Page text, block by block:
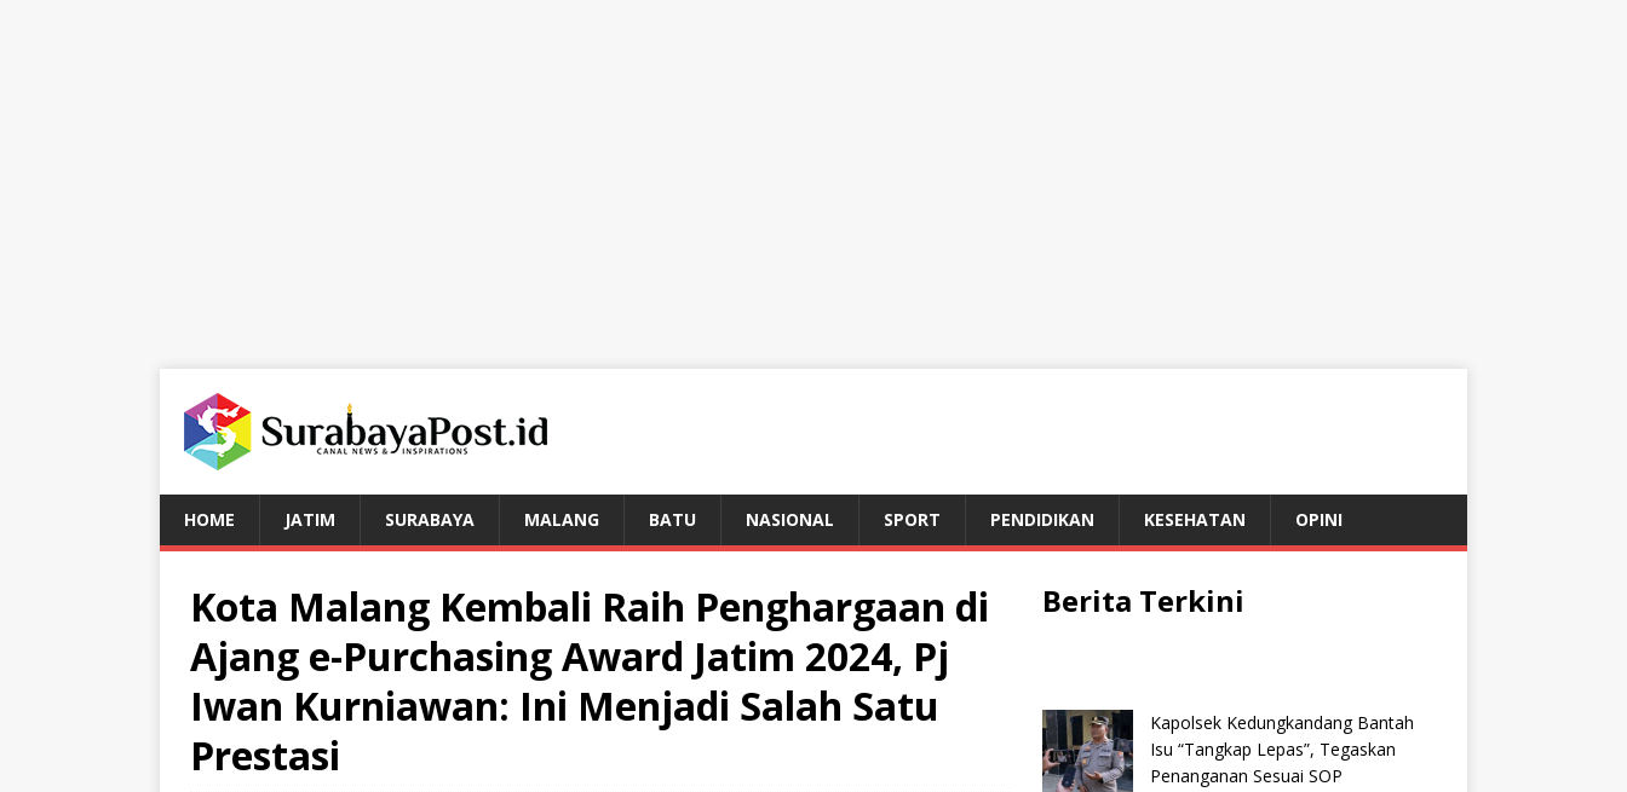
HOME JATIM SURABAYA MALANG BATU NASIONAL SPORT PENDIDIKAN KESEHATAN OPINI
Kota Malang Kembali Raih Penghargaan di
Ajang e-Purchasing Award Jatim 2024, Pj
Iwan Kurniawan: Ini Menjadi Salah Satu
Prestasi
Berita Terkini
Kapolsek Kedungkandang Bantah
Isu “Tangkap Lepas”, Tegaskan
Penanganan Sesuai SOP